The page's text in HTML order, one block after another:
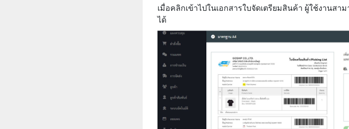
เมื่อคลิกเข้าไปในเอกสารใบจัดเตรียมสินค้า ผู้ใช้งานสา
ได้